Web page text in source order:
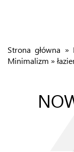
Strona główna »
Minimalizm »